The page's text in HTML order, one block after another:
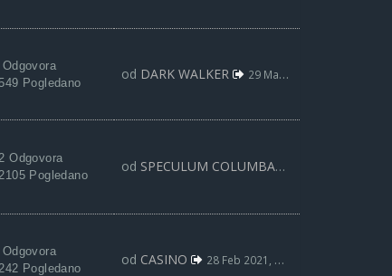
Odgovora
Pogledano
od DARK WALKER 29 Mar 2021, 16:58
Odgovora
Pogledano
od SPECULUM COLUMBAE
Odgovora
Pogledano
od CASINO 28 Feb 2021, 23:19